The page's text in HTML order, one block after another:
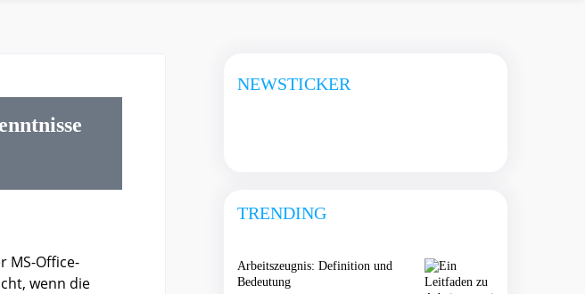
MS-Office-
wenn die
NEWSTICKER
TRENDING
Arbeitszeugnis: Definition und
Bedeutung